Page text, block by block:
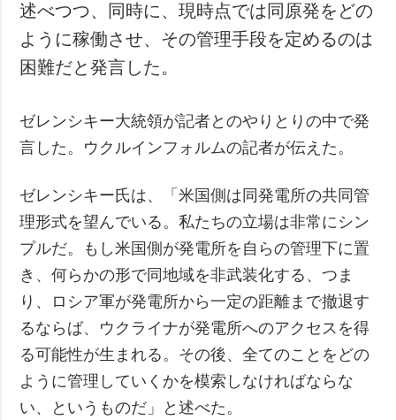
述べつつ、同時に、現時点では同原発をどの
ように稼働させ、その管理手段を定めるのは
困難だと発言した。
ゼレンシキー大統領が記者とのやりとりの中で発
言した。ウクルインフォルムの記者が伝えた。
ゼレンシキー氏は、「米国側は同発電所の共同管
理形式を望んでいる。私たちの立場は非常にシン
プルだ。もし米国側が発電所を自らの管理下に置
き、何らかの形で同地域を非武装化する、つま
り、ロシア軍が発電所から一定の距離まで撤退す
るならば、ウクライナが発電所へのアクセスを得
る可能性が生まれる。その後、全てのことをどの
ように管理していくかを模索しなければならな
い、というものだ」と述べた。